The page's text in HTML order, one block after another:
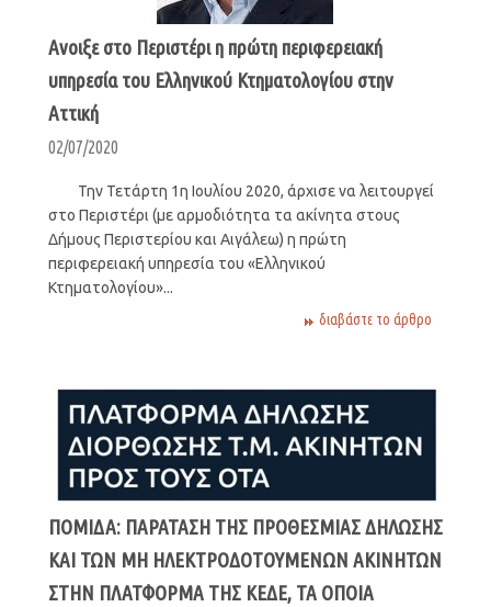
Ανοιξε στο Περιστέρι η πρώτη περιφερειακή
υπηρεσία του Ελληνικού Κτηματολογίου στην
Αττική
02/07/2020
Την Τετάρτη 1η Ιουλίου 2020, άρχισε να λειτουργεί
στο Περιστέρι (με αρμοδιότητα τα ακίνητα στους
Δήμους Περιστερίου και Αιγάλεω) η πρώτη
περιφερειακή υπηρεσία του «Ελληνικού
Κτηματολογίου»...
διαβάστε το άρθρο
ΠΟΜΙΔΑ: ΠΑΡΑΤΑΣΗ ΤΗΣ ΠΡΟΘΕΣΜΙΑΣ ΔΗΛΩΣΗΣ
ΚΑΙ ΤΩΝ ΜΗ ΗΛΕΚΤΡΟΔΟΤΟΥΜΕΝΩΝ ΑΚΙΝΗΤΩΝ
ΣΤΗΝ ΠΛΑΤΦΟΡΜΑ ΤΗΣ ΚΕΔΕ, ΤΑ ΟΠΟΙΑ